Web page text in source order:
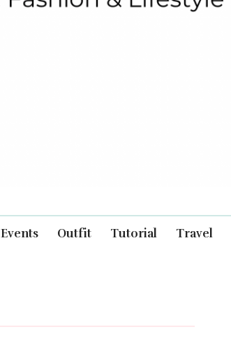
Events Outfit Tutorial Travel